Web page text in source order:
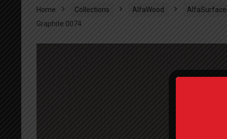
Home Collections AlfaWood
Graphite 0074